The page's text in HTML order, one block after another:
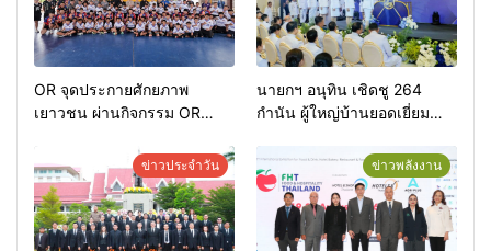
OR จุดประกายศักยภาพ
เยาวชน ผ่านกิจกรรม OR
นายกฯ อนุทิน เชิดชู 264
กำนัน ผู้ใหญ่บ้านยอดเยี่ยม
เกียรติยศแห่งการเสียสละ”
ข่าวประจำวัน ข่าวพลังงาน